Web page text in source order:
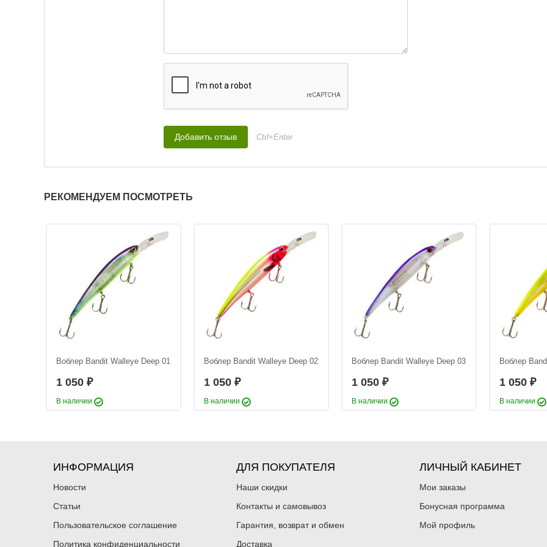
Ctrl+Enter
РЕКОМЕНДУЕМ ПОСМОТРЕТЬ
Воблер Bandit Walleye Deep 01
1 050 ₽
В наличии
Воблер Bandit Walleye Deep 02
1 050 ₽
В наличии
Воблер Bandit Walleye Deep 03
1 050 ₽
В наличии
Воблер
1 050 ₽
В наличии
ИНФОРМАЦИЯ
Новости
Статьи
Пользовательское соглашение
Политика конфиденциальности
ДЛЯ ПОКУПАТЕЛЯ
Наши скидки
Контакты и самовывоз
Гарантия, возврат и обмен
Доставка
ЛИЧНЫЙ КАБИНЕТ
Мои заказы
Бонусная программа
Мой профиль